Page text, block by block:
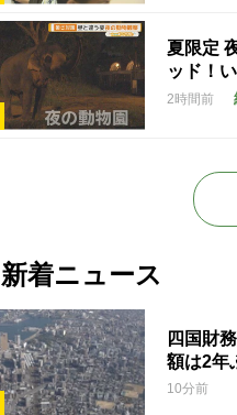
夏限定
ッド！
2時間前
新着ニュース
四国財
額は2年
10分前